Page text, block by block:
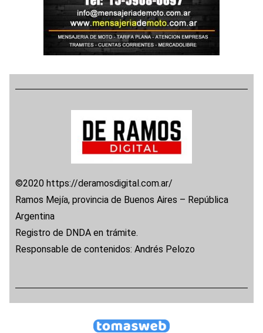
©2020 https://deramosdigital.com.ar/
Ramos Mejía, provincia de Buenos Aires – República
Argentina
Registro de DNDA en trámite.
Responsable de contenidos: Andrés Pelozo